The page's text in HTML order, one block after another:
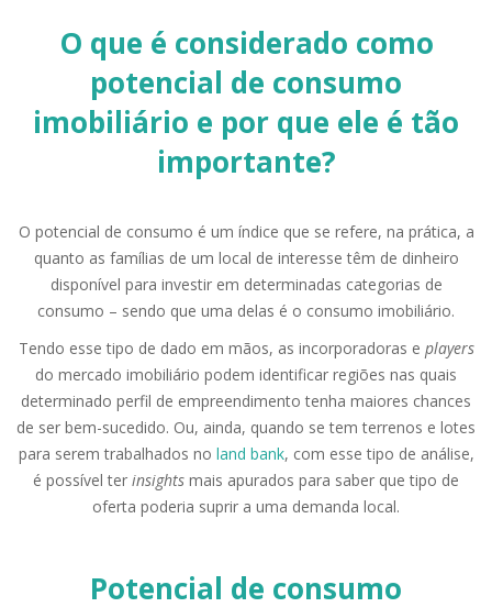
O que é considerado como
potencial de consumo
imobiliário e por que ele é tão
importante?
O potencial de consumo é um índice que se refere, na prática, a
quanto as famílias de um local de interesse têm de dinheiro
disponível para investir em determinadas categorias de
consumo – sendo que uma delas é o consumo imobiliário.
Tendo esse tipo de dado em mãos, as incorporadoras e players
do mercado imobiliário podem identificar regiões nas quais
determinado perfil de empreendimento tenha maiores chances
de ser bem-sucedido. Ou, ainda, quando se tem terrenos e lotes
para serem trabalhados no land bank, com esse tipo de análise,
é possível ter insights mais apurados para saber que tipo de
oferta poderia suprir a uma demanda local.
Potencial de consumo